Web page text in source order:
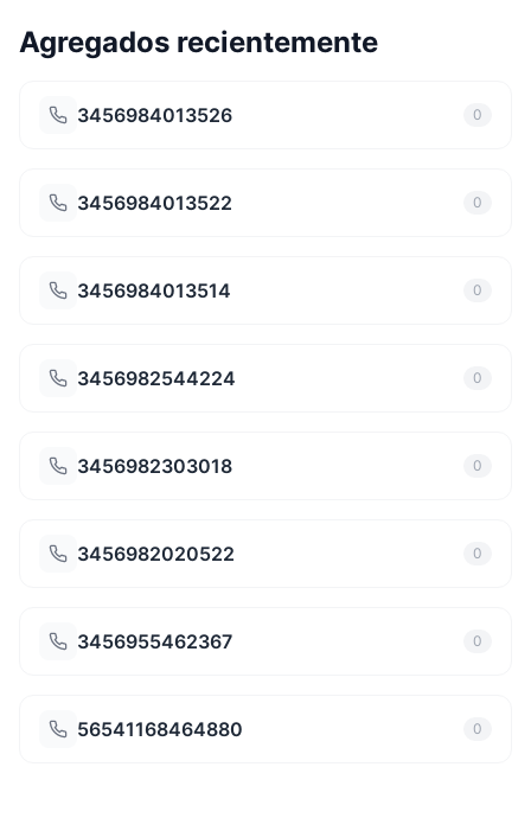
Agregados recientemente
3456984013526 0
3456984013522 0
3456984013514 0
3456982544224 0
3456982303018 0
3456982020522 0
3456955462367 0
56541168464880 0